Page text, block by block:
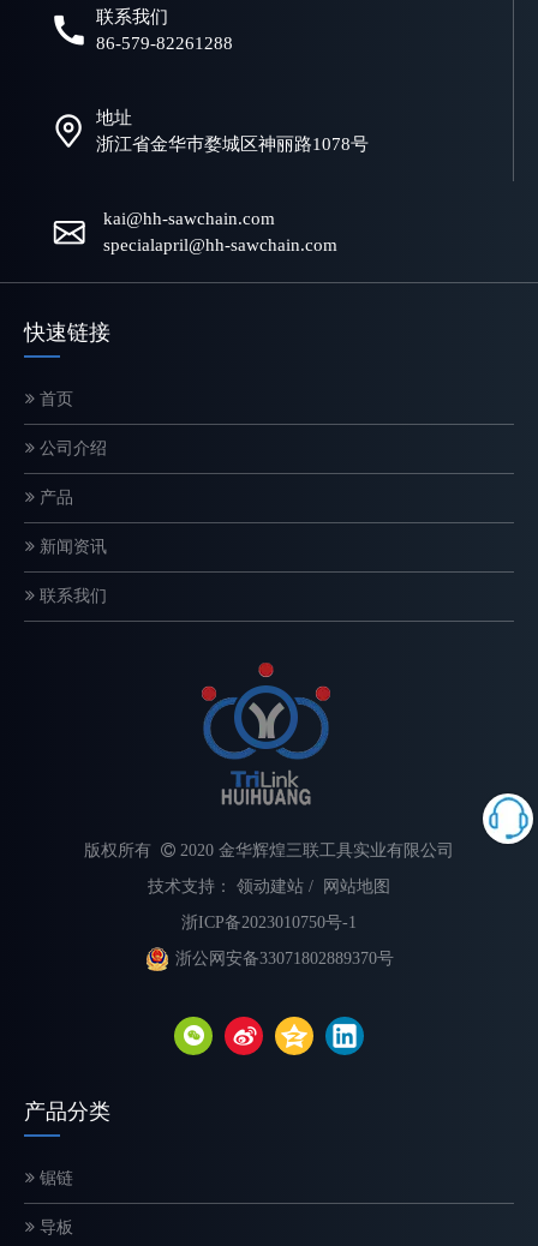
电锯链条如何工作？结构和切割原理解释
链锯链是一种精密设计的切割系统，直接影响切割速度、安全性和
不同类型电锯链的解释
联系我们
86-579-82261288
地址
浙江省金华巿婺城区神丽路1078号
kai@hh-sawchain.com
specialapril@hh-sawchain.com
快速链接
首页
公司介绍
产品
新闻资讯
联系我们
版权所有  2020 金华辉煌三联工具实业有限公司
技术支持： 领动建站 /
网站地图
浙ICP备2023010750号-1
浙公网安备33071802889370号
产品分类
锯链
导板